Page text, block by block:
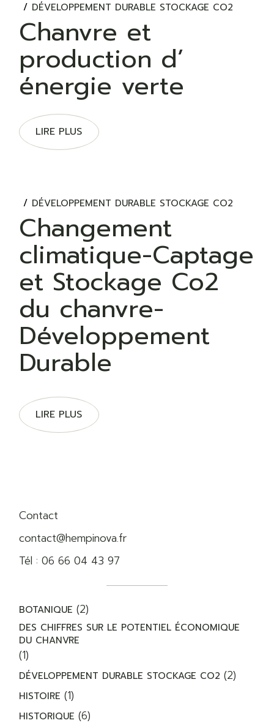
DÉVELOPPEMENT DURABLE STOCKAGE CO2
Chanvre et
production d’
énergie verte
LIRE PLUS
DÉVELOPPEMENT DURABLE STOCKAGE CO2
Changement
climatique-Captage
et Stockage Co2
du chanvre-
Développement
Durable
LIRE PLUS
Contact
contact@hempinova.fr
Tél :06 66 04 43 97
BOTANIQUE (2)
DES CHIFFRES SUR LE POTENTIEL ÉCONOMIQUE
DU CHANVRE
(1)
DÉVELOPPEMENT DURABLE STOCKAGE CO2 (2)
HISTOIRE (1)
HISTORIQUE (6)